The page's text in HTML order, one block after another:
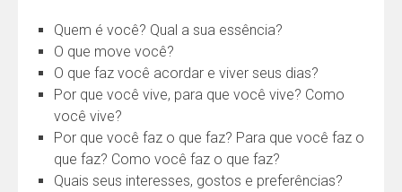
Quem é você? Qual a sua essência?
O que move você?
O que faz você acordar e viver seus dias?
Por que você vive, para que você vive? Como
você vive?
Por que você faz o que faz? Para que você faz o
que faz? Como você faz o que faz?
Quais seus interesses, gostos e preferências?